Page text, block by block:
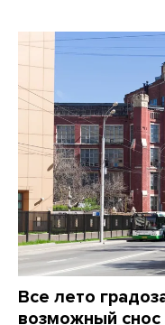
Все лето
возможный